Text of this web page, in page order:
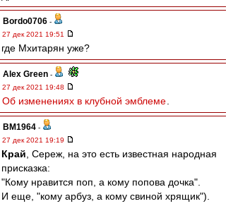
Bordo0706 -
27 дек 2021 19:51
где Мхитарян уже?
Alex Green -
27 дек 2021 19:48
Об изменениях в клубной эмблеме
BM1964 -
27 дек 2021 19:19
Край , Сереж, на это есть известная народная
присказка:
"Кому нравится поп, а кому попова дочка".
И еще, "кому арбуз, а кому свиной хрящик").